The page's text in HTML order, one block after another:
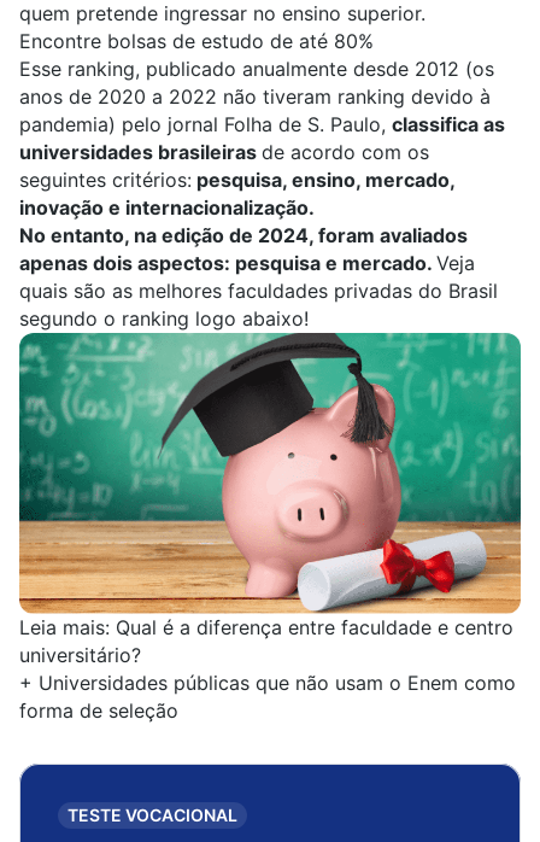
quem pretende ingressar no ensino superior.
Encontre bolsas de estudo de até 80%
Esse ranking, publicado anualmente desde 2012 (os
anos de 2020 a 2022 não tiveram ranking devido à
pandemia) pelo jornal Folha de S. Paulo, classifica as
universidades brasileiras de acordo com os
seguintes critérios: pesquisa, ensino, mercado,
inovação e internacionalização.
No entanto, na edição de 2024, foram avaliados
apenas dois aspectos: pesquisa e mercado. Veja
quais são as melhores faculdades privadas do Brasil
segundo o ranking logo abaixo!
Leia mais: Qual é a diferença entre faculdade e centro
universitário​?
+ Universidades públicas que não usam o Enem como
forma de seleção
TESTE VOCACIONAL